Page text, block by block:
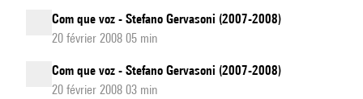
Com que voz - Stefano Gervasoni (2007-2008)
20 février 2008 05 min
Com que voz - Stefano Gervasoni (2007-2008)
20 février 2008 03 min